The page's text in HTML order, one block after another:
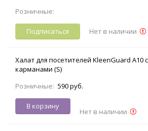
Розничные:
Подписаться Нет в наличии
Халат для посетителей KleenGuard A10
карманами (S)
Розничные: 590 руб.
В корзину
Нет в наличии